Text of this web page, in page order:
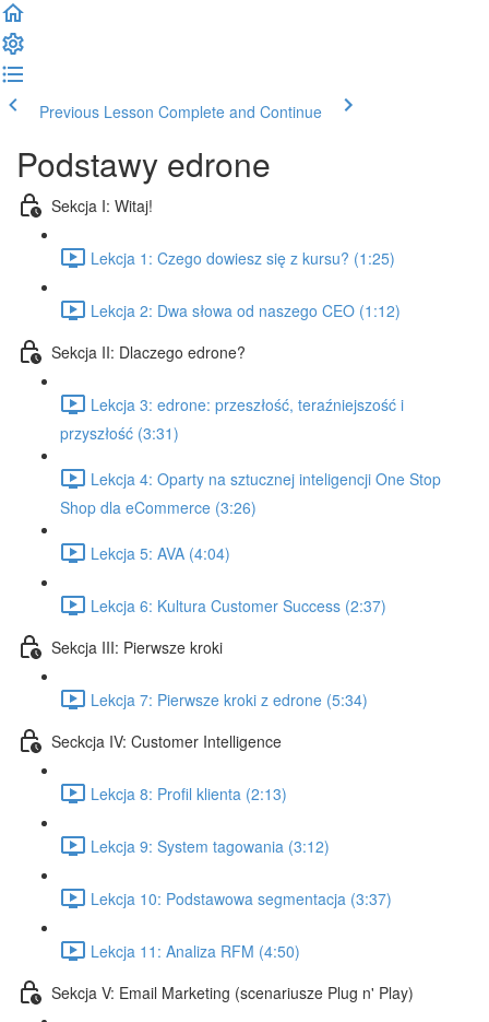
Previous Lesson Complete and Continue
Podstawy edrone
Sekcja I: Witaj!
Lekcja 1: Czego dowiesz się z kursu? (1:25)
Lekcja 2: Dwa słowa od naszego CEO (1:12)
Sekcja II: Dlaczego edrone?
Lekcja 3: edrone: przeszłość, teraźniejszość i
przyszłość (3:31)
Lekcja 4: Oparty na sztucznej inteligencji One Stop
Shop dla eCommerce (3:26)
Lekcja 5: AVA (4:04)
Lekcja 6: Kultura Customer Success (2:37)
Sekcja III: Pierwsze kroki
Lekcja 7: Pierwsze kroki z edrone (5:34)
Seckcja IV: Customer Intelligence
Lekcja 8: Profil klienta (2:13)
Lekcja 9: System tagowania (3:12)
Lekcja 10: Podstawowa segmentacja (3:37)
Lekcja 11: Analiza RFM (4:50)
Sekcja V: Email Marketing (scenariusze Plug n' Play)